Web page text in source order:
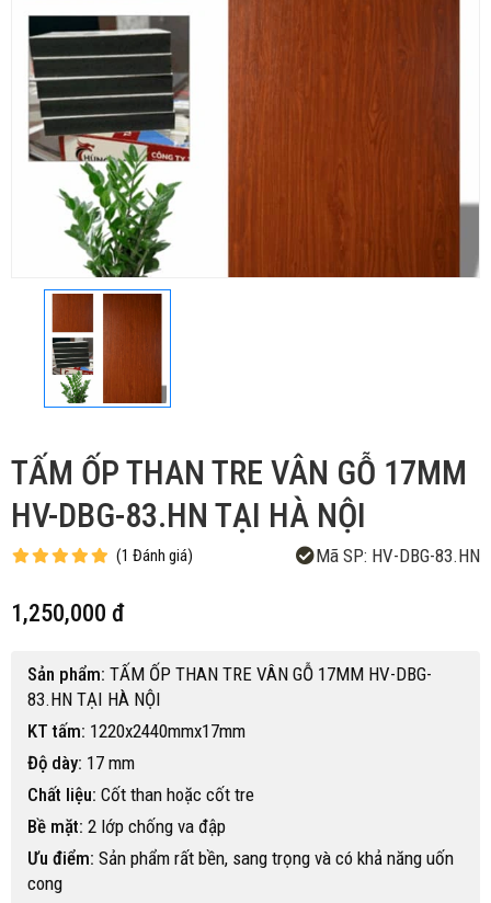
TẤM ỐP THAN TRE VÂN GỖ 17MM
HV-DBG-83.HN TẠI HÀ NỘI
(1 Đánh giá) Mã SP: HV-DBG-83.HN
1,250,000 đ
Sản phẩm: TẤM ỐP THAN TRE VÂN GỖ 17MM HV-DBG-
83.HN TẠI HÀ NỘI
KT tấm: 1220x2440mmx17mm
Độ dày: 17 mm
Chất liệu: Cốt than hoặc cốt tre
Bề mặt: 2 lớp chống va đập
Ưu điểm: Sản phẩm rất bền, sang trọng và có khả năng uốn
cong